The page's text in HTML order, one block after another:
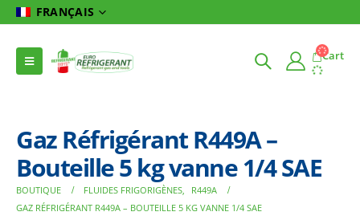
FRANÇAIS
Cart
Gaz Réfrigérant R449A –
Bouteille 5 kg vanne 1/4 SAE
BOUTIQUE FLUIDES FRIGORIGÈNES,
R449A
GAZ RÉFRIGÉRANT R449A – BOUTEILLE 5 KG VANNE 1/4 SAE